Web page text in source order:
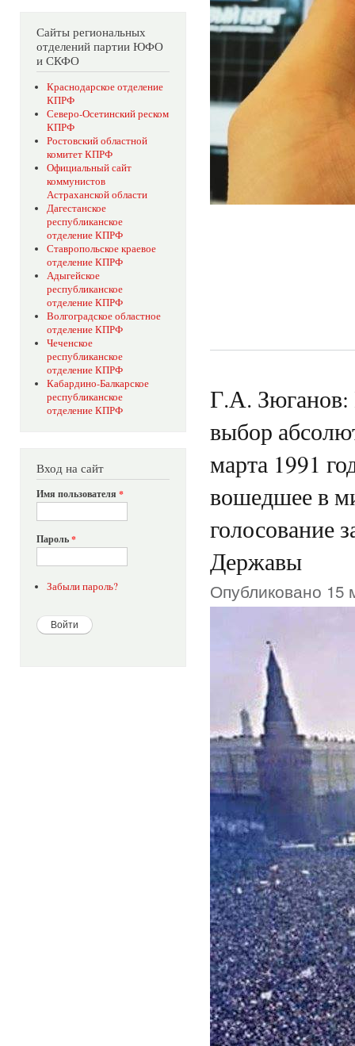
Сайты региональных
отделений партии ЮФО
и СКФО
Краснодарское отделение
КПРФ
Северо-Осетинский реском
КПРФ
Ростовский областной
комитет КПРФ
Официальный сайт
коммунистов
Астраханской области
Дагестанское
республиканское
отделение КПРФ
Ставропольское краевое
отделение КПРФ
Адыгейское
республиканское
отделение КПРФ
Волгоградское областное
отделение КПРФ
Чеченское
республиканское
отделение КПРФ
Кабардино-Балкарское
республиканское
отделение КПРФ
Вход на сайт
Имя пользователя *
Пароль*
Забыли пароль?
Г.А. Зюганов:
выбор
марта 1991
вошедшее в
голосование
Державы
Опубликовано 15